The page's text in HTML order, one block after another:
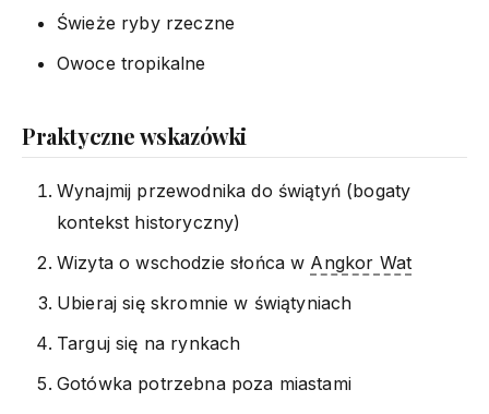
Świeże ryby rzeczne
Owoce tropikalne
Praktyczne wskazówki
Wynajmij przewodnika do świątyń (bogaty
kontekst historyczny)
Wizyta o wschodzie słońca w Angkor Wat
Ubieraj się skromnie w świątyniach
Targuj się na rynkach
Gotówka potrzebna poza miastami